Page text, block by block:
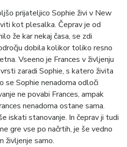
prijateljico Sophie živi v New
kot plesalka. Čeprav je od
že kar nekaj časa, se zdi
dobila kolikor toliko resno
Vseeno je Frances v življenju
zaradi Sophie, s katero živita
se Sophie nenadoma odloči
ne povabi Frances, ampak
nenadoma ostane sama.
iskati stanovanje. In čeprav ji tudi
gre vse po načrtih, je še vedno
življenje samo.